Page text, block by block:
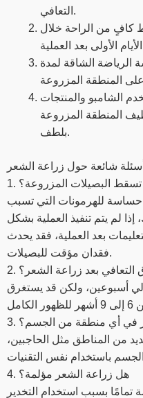
التعافي.
من الراحة خلال
الرياضة الشاقة لمدة
الشامبو والمنتجات
المنطقة المزروعة
بلطف.
أسئلة شائعة حول زراعة الشعر
تسقط البصيلات المزروعة؟
حساسة للهرمونات التي تسبب
لم يتم تنفيذ العملية بشكل
بعد العملية، فقد يحدث
فقدان مؤقت للبصيلات.
التعافي بعد زراعة الشعر؟
أسبوعين، ولكن قد يستغرق
في أي منطقة من الجسم؟
من المناطق مثل الحاجبين،
4. هل زراعة الشعر مؤلمة؟
تمامًا بسبب استخدام التخدير